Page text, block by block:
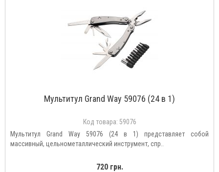
Мультитул Grand Way 59076 (24 в 1)
Код товара: 59076
Мультитул Grand Way 59076 (24 в 1) представляет собой
массивный, цельнометаллический инструмент, спр..
720 грн.